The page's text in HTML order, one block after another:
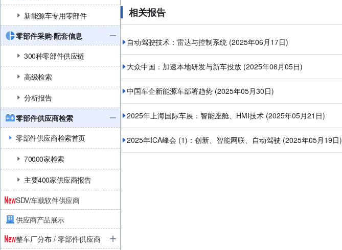
新能源车专用零部件
零部件采购·配套信息
300种零部件供应链
高级检索
分析报告
零部件供应商检索
零部件供应商检索首页
70000家检索
主要400家供应商报告
SDV/车载软件供应商
供应商产品展示
整车厂分布 / 零部件供应商
相关报告
自动驾驶技术：雷达与控制系统 (2025年06月17日)
大众中国：加速本地研发与新车投放 (2025年06月05日)
中国车企新能源车部署趋势 (2025年05月30日)
2025年上海国际车展：智能座舱、HMI技术 (2025年05月21日)
2025年ICA峰会 (1)：创新、智能网联、自动驾驶 (2025年05月19日)